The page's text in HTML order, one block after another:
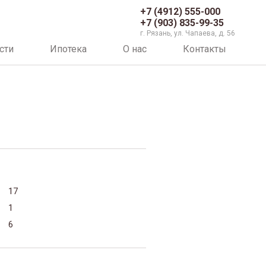
+7 (4912) 555-000
+7 (903) 835-99-35
г. Рязань, ул. Чапаева, д. 56
Ипотека О нас Контакты
17
1
6